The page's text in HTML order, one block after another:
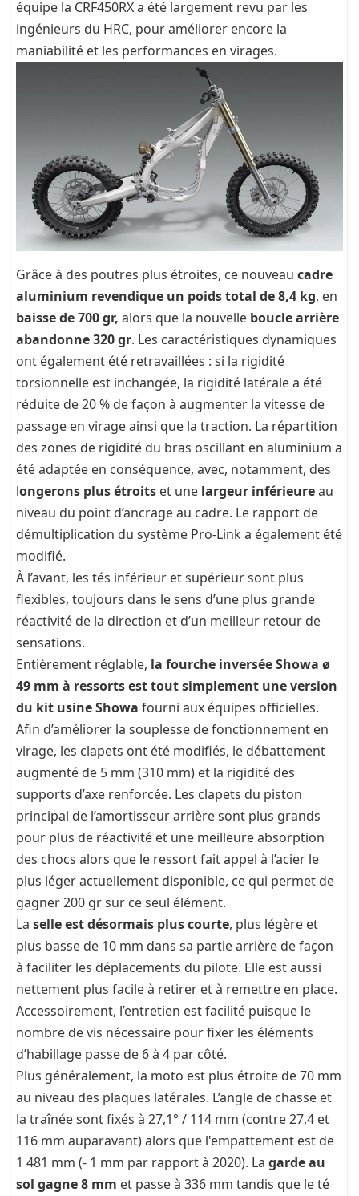
équipe la CRF450RX a été largement revu par les
ingénieurs du HRC, pour améliorer encore la
maniabilité et les performances en virages.
Grâce à des poutres plus étroites, ce nouveau cadre
aluminium revendique un poids total de 8,4 kg, en
baisse de 700 gr, alors que la nouvelle boucle arrière
abandonne 320 gr. Les caractéristiques dynamiques
ont également été retravaillées : si la rigidité
torsionnelle est inchangée, la rigidité latérale a été
réduite de 20 % de façon à augmenter la vitesse de
passage en virage ainsi que la traction. La répartition
des zones de rigidité du bras oscillant en aluminium a
été adaptée en conséquence, avec, notamment, des
longerons plus étroits et une largeur inférieureau
niveau du point d’ancrage au cadre. Le rapport de
démultiplication du système Pro-Link a également été
modifié.
À l’avant, les tés inférieur et supérieur sont plus
flexibles, toujours dans le sens d’une plus grande
réactivité de la direction et d’un meilleur retour de
sensations.
Entièrement réglable, la fourche inversée Showa ø
49 mm à ressorts est tout simplement une version
du kit usine Showa fourni aux équipes officielles.
Afin d’améliorer la souplesse de fonctionnement en
virage, les clapets ont été modifiés, le débattement
augmenté de 5 mm (310 mm) et la rigidité des
supports d’axe renforcée. Les clapets du piston
principal de l’amortisseur arrière sont plus grands
pour plus de réactivité et une meilleure absorption
des chocs alors que le ressort fait appel à l’acier le
plus léger actuellement disponible, ce qui permet de
gagner 200 gr sur ce seul élément.
La selle est désormais plus courte, plus légère et
plus basse de 10 mm dans sa partie arrière de façon
à faciliter les déplacements du pilote. Elle est aussi
nettement plus facile à retirer et à remettre en place.
Accessoirement, l’entretien est facilité puisque le
nombre de vis nécessaire pour fixer les éléments
d’habillage passe de 6 à 4 par côté.
Plus généralement, la moto est plus étroite de 70 mm
au niveau des plaques latérales. L’angle de chasse et
la traînée sont fixés à 27,1° / 114 mm (contre 27,4 et
116 mm auparavant) alors que l'empattement est de
1 481 mm (- 1 mm par rapport à 2020). La garde au
sol gagne 8 mm et passe à 336 mm tandis que le té